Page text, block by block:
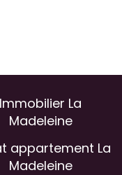
Immobilier La
Madeleine
appartement La
Madeleine